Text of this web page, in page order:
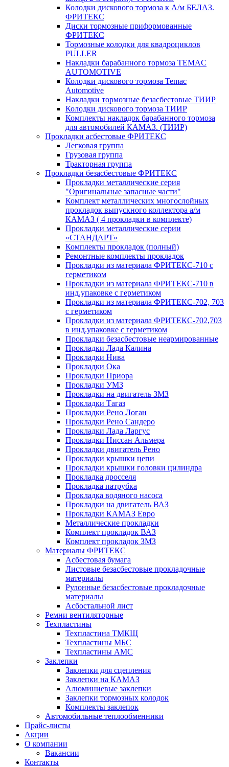
Колодки дискового тормоза к А/м БЕЛАЗ.
ФРИТЕКС
Диски тормозные приформованные
ФРИТЕКС
Тормозные колодки для квадроциклов
PULLER
Накладки барабанного тормоза TEMAC
AUTOMOTIVE
Колодки дискового тормоза Temac
Automotive
Накладки тормозные безасбестовые ТИИР
Колодки дискового тормоза ТИИР
Комплекты накладок барабанного тормоза
для автомобилей КАМАЗ. (ТИИР)
Прокладки асбестовые ФРИТЕКС
Легковая группа
Грузовая группа
Тракторная группа
Прокладки безасбестовые ФРИТЕКС
Прокладки металлические серия
"Оригинальные запасные части"
Комплект металлических многослойных
прокладок выпускного коллектора а/м
КАМАЗ ( 4 прокладки в комплекте)
Прокладки металлические серии
«СТАНДАРТ»
Комплекты прокладок (полный)
Ремонтные комплекты прокладок
Прокладки из материала ФРИТЕКС-710 с
герметиком
Прокладки из материала ФРИТЕКС-710 в
инд.упаковке с герметиком
Прокладки из материала ФРИТЕКС-702, 703
с герметиком
Прокладки из материала ФРИТЕКС-702,703
в инд.упаковке с герметиком
Прокладки безасбестовые неармированные
Прокладки Лада Калина
Прокладки Нива
Прокладки Ока
Прокладки Приора
Прокладки УМЗ
Прокладки на двигатель ЗМЗ
Прокладки Тагаз
Прокладки Рено Логан
Прокладки Рено Сандеро
Прокладки Лада Ларгус
Прокладки Ниссан Альмера
Прокладки двигатель Рено
Прокладки крышки цепи
Прокладки крышки головки цилиндра
Прокладка дросселя
Прокладка патрубка
Прокладка водяного насоса
Прокладки на двигатель ВАЗ
Прокладки КАМАЗ Евро
Металлические прокладки
Комплект прокладок ВАЗ
Комплект прокладок ЗМЗ
Материалы ФРИТЕКС
Асбестовая бумага
Листовые безасбестовые прокладочные
материалы
Рулонные безасбестовые прокладочные
материалы
Асбостальной лист
Ремни вентиляторные
Техпластины
Техпластина ТМКЩ
Техпластины МБС
Техпластины АМС
Заклепки
Заклепки для сцепления
Заклепки на КАМАЗ
Алюминиевые заклепки
Заклепки тормозных колодок
Комплекты заклепок
Автомобильные теплообменники
Прайс-листы
Акции
О компании
Вакансии
Контакты